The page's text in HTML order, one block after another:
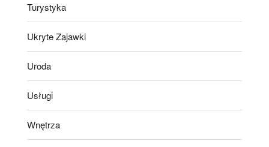
Turystyka
Ukryte Zajawki
Uroda
Usługi
Wnętrza